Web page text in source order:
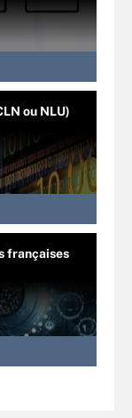
ou NLU)
françaises